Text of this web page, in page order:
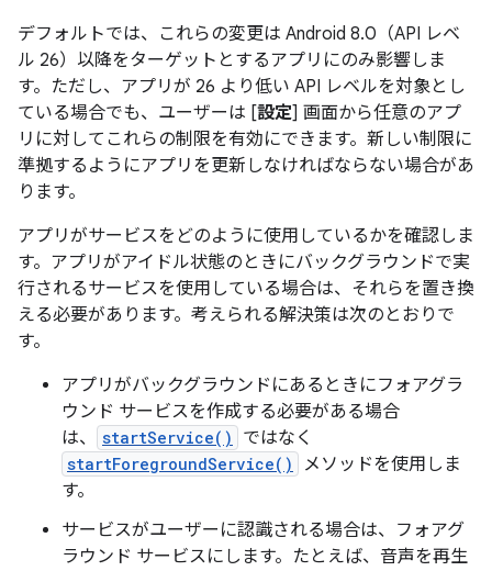
デフォルトでは、これらの変更は Android 8.0（API レベ
ル 26）以降をターゲットとするアプリにのみ影響しま
す。ただし、アプリが 26 より低い API レベルを対象とし
ている場合でも、ユーザーは [設定] 画面から任意のアプ
リに対してこれらの制限を有効にできます。新しい制限に
準拠するようにアプリを更新しなければならない場合があ
ります。
アプリがサービスをどのように使用しているかを確認しま
す。アプリがアイドル状態のときにバックグラウンドで実
行されるサービスを使用している場合は、それらを置き換
える必要があります。考えられる解決策は次のとおりで
す。
アプリがバックグラウンドにあるときにフォアグラ
ウンド サービスを作成する必要がある場合
は、
startService() ではなく
startForegroundService()
メソッドを使用しま
す。
サービスがユーザーに認識される場合は、フォアグ
ラウンド サービスにします。たとえば、音声を再生